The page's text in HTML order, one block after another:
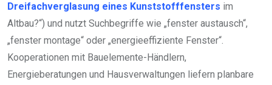
Dreifachverglasung eines Kunststofffensters im
Altbau?“) und nutzt Suchbegriffe wie „fenster austausch“,
„fenster montage“ oder „energieeffiziente Fenster“.
Kooperationen mit Bauelemente-Händlern,
Energieberatungen und Hausverwaltungen liefern planbare